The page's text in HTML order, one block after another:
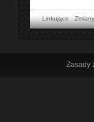
Linkujące
Zasady